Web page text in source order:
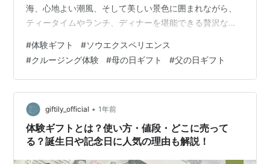
海、心地よい潮風、そして美しい景色に囲まれながら、
ティータイムやランチ、ディナーを堪能できる贅沢な時
きは、大切な人への贈り物として最適です。 公式サイト
はこちらから⇓ SOW EXPERIENCE 体験ギフト 記念日に
ぴったりな体験ギフト このクルージングチケットは、夫
婦やカップルでの利用にぴったり。 結婚記念日や誕生
日、プロポーズや結婚祝いなど、特別な日のギフトとし
て多くの人に選ばれていま…
#体験ギフト #ソウエクスペリエンス
#クルージング体験 #母の日ギフト #父の日ギフト
giftily_official • 1年前
体験ギフトとは？使い方・値段・どこに売って
る？誕生日や記念日に人気の理由も解説！